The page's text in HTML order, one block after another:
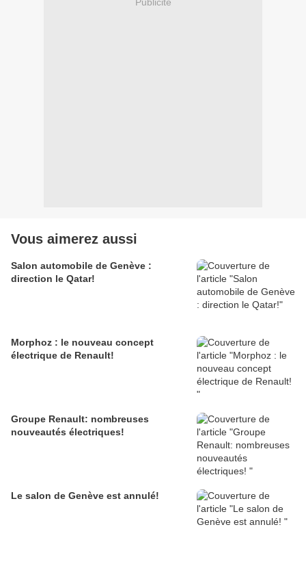
Vous aimerez aussi
Salon automobile de Genève :
direction le Qatar!
Morphoz : le nouveau concept
électrique de Renault!
Groupe Renault: nombreuses
nouveautés électriques!
Le salon de Genève est annulé!